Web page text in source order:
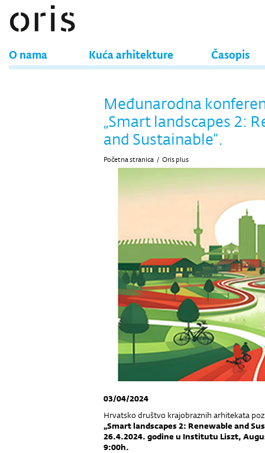
O nama Kuća arhitekture Časopis
Međunarodna
„Smart landscapes 2:
and Sustainable“.
Početna stranica / Oris plus
03/04/2024
Hrvatsko društvo krajobraznih arhitekata
„Smart landscapes 2: Renewable and
26.4.2024. godine u Institutu Liszt,
9:00h.